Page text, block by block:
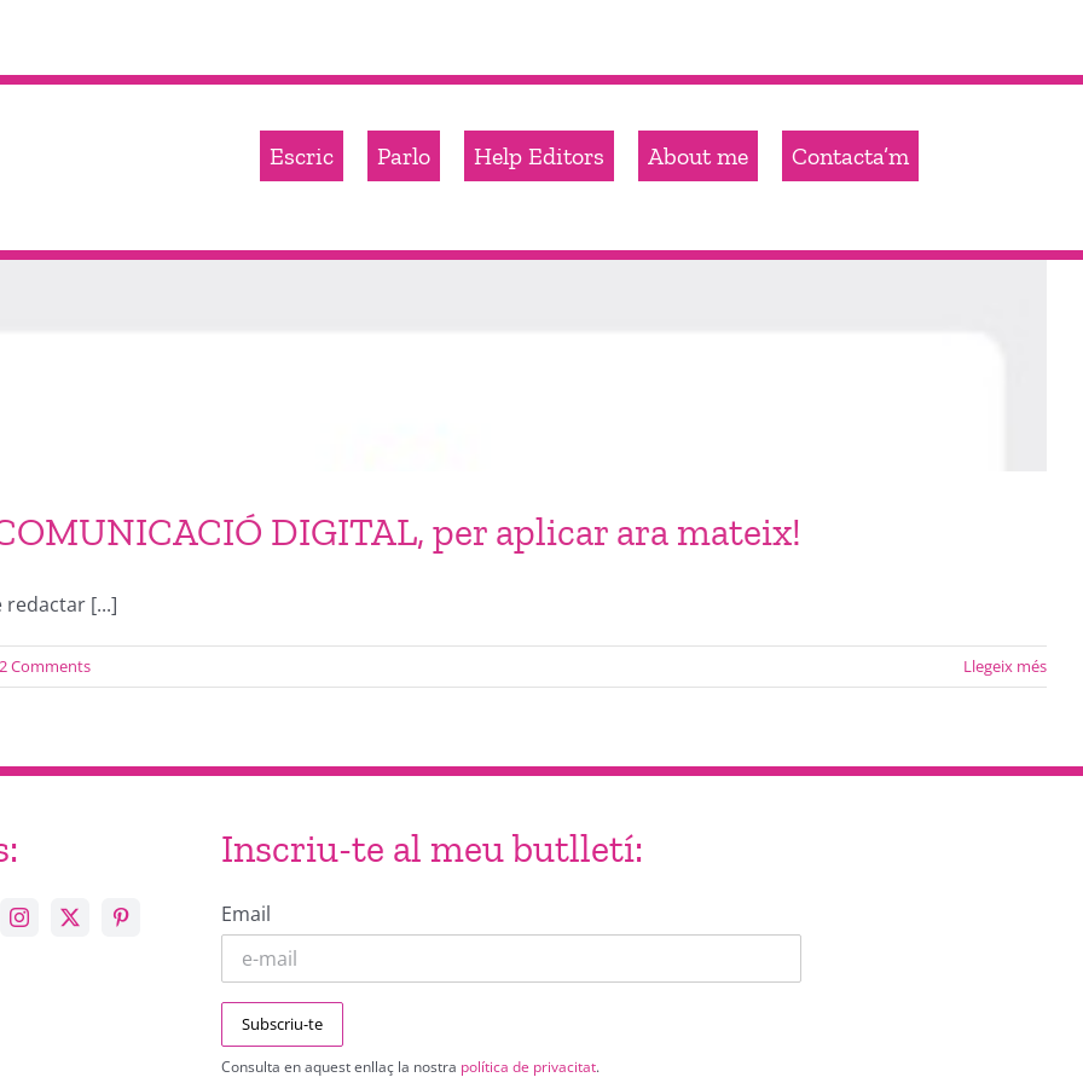
Escric Parlo Help Editors About me Contacta’m
DIGITAL, per aplicar ara mateix!
redactar [...]
2 Comments Llegeix més
Inscriu-te al meu butlletí:
Email
Consulta en aquest enllaç la nostra política de privacitat.